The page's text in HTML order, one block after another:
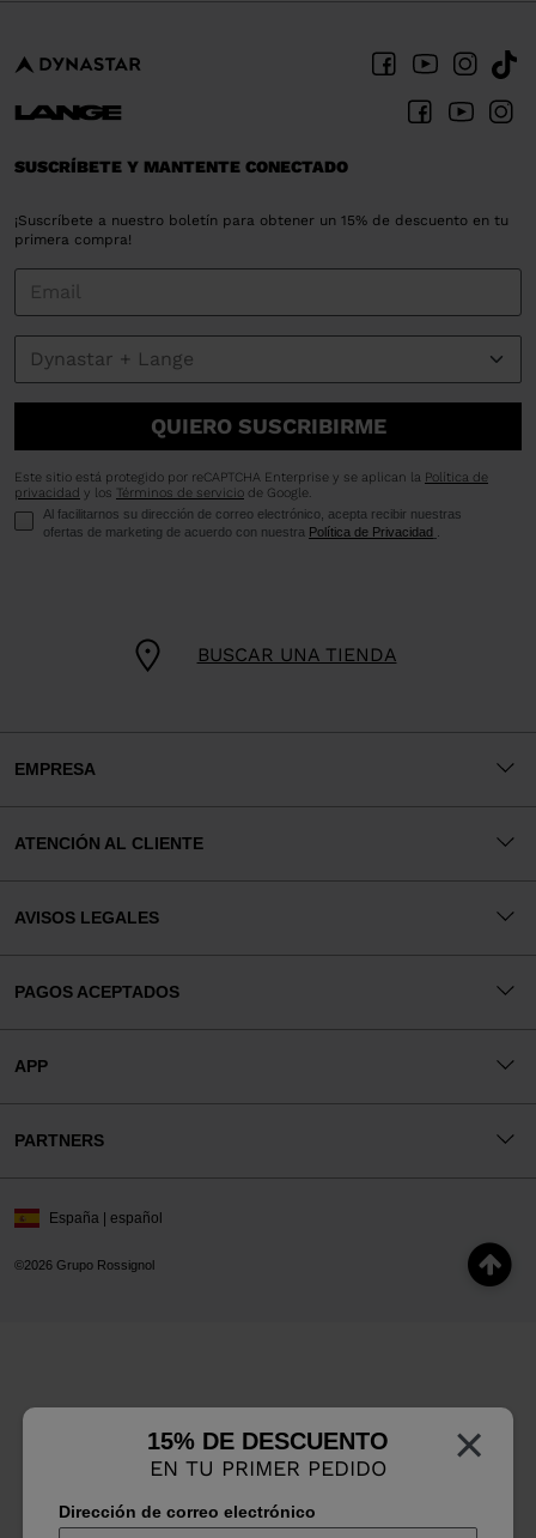
×
15% DE DESCUENTO
EN TU PRIMER PEDIDO
Dirección de correo electrónico
BUSCAR UNA TIENDA
SUSCRÍBETE Y MANTENTE CONECTADO
¡Suscríbete a nuestro boletín para obtener un 15% de descuento en tu
primera compra!
QUIERO SUSCRIBIRME
Este sitio está protegido por reCAPTCHA Enterprise y se aplican la Política de
privacidad y los Términos de servicio de Google.
Al facilitarnos su dirección de correo electrónico, acepta recibir nuestras
ofertas de marketing de acuerdo con nuestra Política de Privacidad
EMPRESA
ATENCIÓN AL CLIENTE
AVISOS LEGALES
PAGOS ACEPTADOS
APP
PARTNERS
©2026 Grupo Rossignol
España | español